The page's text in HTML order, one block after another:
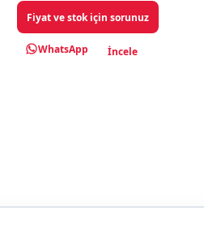
Fiyat ve stok için sorunuz
WhatsApp İncele